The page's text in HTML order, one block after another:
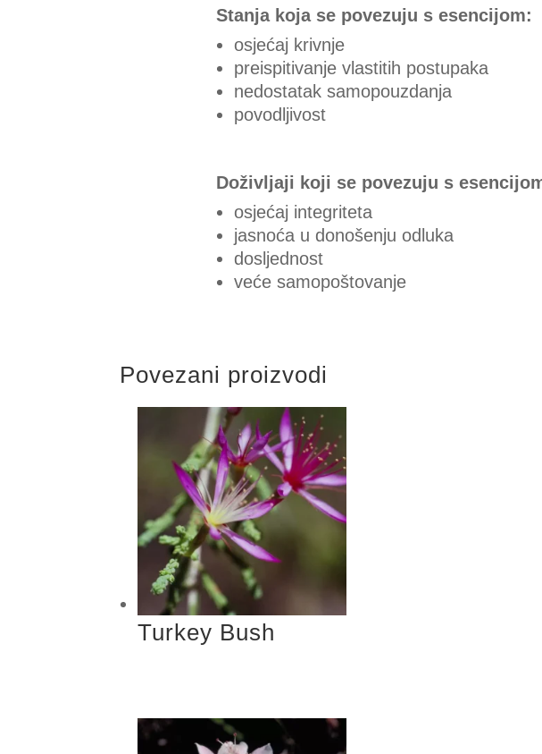
Stanja koja se povezuju s esencijom:
osjećaj krivnje
preispitivanje vlastitih postupaka
nedostatak samopouzdanja
povodljivost
Doživljaji koji se povezuju s
osjećaj integriteta
jasnoća u donošenju odluka
dosljednost
veće samopoštovanje
Povezani proizvodi
Turkey Bush